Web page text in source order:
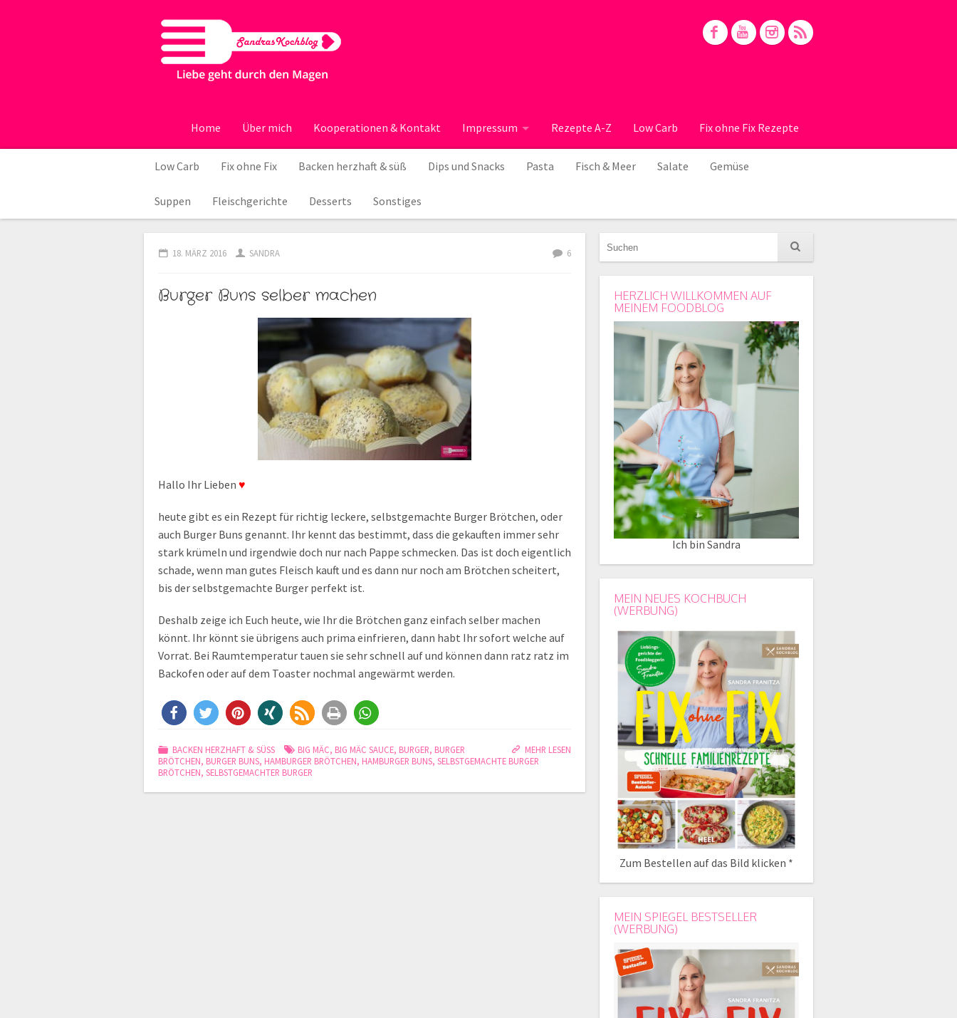
Home Über mich Kooperationen & Kontakt Impressum Rezepte A-Z Low Carb Fix ohne Fix Rezepte
Low Carb Fix ohne Fix Backen herzhaft & süß Dips und Snacks Pasta Fisch & Meer Salate Gemüse
Suppen Fleischgerichte Desserts Sonstiges
18. MÄRZ 2016 SANDRA 6
Burger Buns selber machen
Hallo Ihr Lieben ♥
heute gibt es ein Rezept für richtig leckere, selbstgemachte Burger Brötchen, oder
auch Burger Buns genannt. Ihr kennt das bestimmt, dass die gekauften immer sehr
stark krümeln und irgendwie doch nur nach Pappe schmecken. Das ist doch eigentlich
schade, wenn man gutes Fleisch kauft und es dann nur noch am Brötchen scheitert,
bis der selbstgemachte Burger perfekt ist.
Deshalb zeige ich Euch heute, wie Ihr die Brötchen ganz einfach selber machen
könnt. Ihr könnt sie übrigens auch prima einfrieren, dann habt Ihr sofort welche auf
Vorrat. Bei Raumtemperatur tauen sie sehr schnell auf und können dann ratz ratz im
Backofen oder auf dem Toaster nochmal angewärmt werden.
MEHR LESEN
BACKEN HERZHAFT & SÜSS BIG MÄC, BIG MÄC SAUCE, BURGER, BURGER
BRÖTCHEN, BURGER BUNS, HAMBURGER BRÖTCHEN, HAMBURGER BUNS, SELBSTGEMACHTE BURGER
BRÖTCHEN, SELBSTGEMACHTER BURGER
HERZLICH WILLKOMMEN AUF
MEINEM FOODBLOG
Ich bin Sandra
MEIN NEUES KOCHBUCH
(WERBUNG)
Zum Bestellen auf das Bild klicken *
MEIN SPIEGEL BESTSELLER
(WERBUNG)